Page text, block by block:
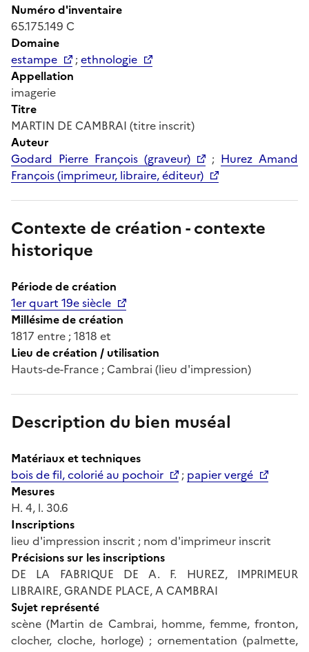
Numéro d'inventaire
65.175.149 C
Domaine
estampe
;ethnologie
Appellation
imagerie
Titre
MARTIN DE CAMBRAI (titre inscrit)
Auteur
Godard Pierre François (graveur)
; Hurez Amand
François (imprimeur, libraire, éditeur)
Contexte de création - contexte
historique
Période de création
1er quart 19e siècle
Millésime de création
1817 entre ; 1818 et
Lieu de création / utilisation
Hauts-de-France ; Cambrai (lieu d'impression)
Description du bien muséal
Matériaux et techniques
bois de fil, colorié au pochoir
; papier vergé
Mesures
H. 4, l. 30.6
Inscriptions
lieu d'impression inscrit ; nom d'imprimeur inscrit
Précisions sur les inscriptions
DE LA FABRIQUE DE A. F. HUREZ, IMPRIMEUR
LIBRAIRE, GRANDE PLACE, A CAMBRAI
Sujet représenté
scène (Martin de Cambrai, homme, femme, fronton,
clocher, cloche, horloge) ; ornementation (palmette,